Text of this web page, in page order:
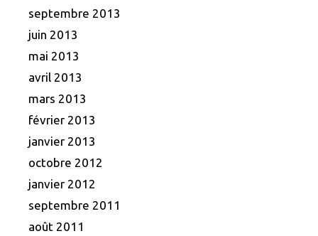
septembre 2013
juin 2013
mai 2013
avril 2013
mars 2013
février 2013
janvier 2013
octobre 2012
janvier 2012
septembre 2011
août 2011